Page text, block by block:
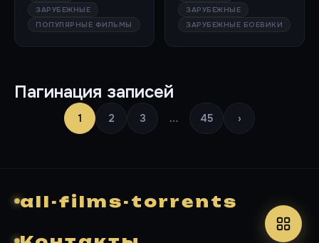
ЗАРУБЕЖНЫЕ
ПОПУЛЯРНЫЕ ФИЛЬМЫ
ЗАРУБЕЖНЫЕ
ЗАРУБЕЖНЫЕ БОЕВИКИ
Пагинация записей
1 2 3 … 45 ›
all-films-torrents